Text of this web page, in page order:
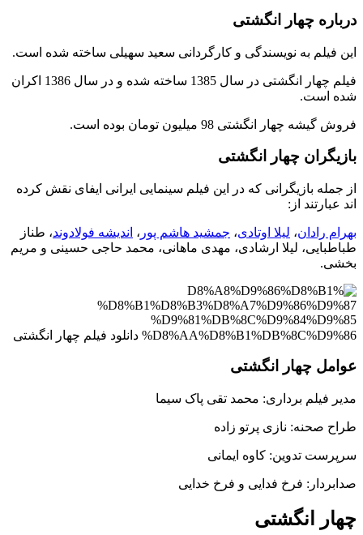
درباره چهار انگشتی
این فیلم به نویسندگی و کارگردانی سعید سهیلی ساخته شده است.
فیلم چهار انگشتی در سال 1385 ساخته شده و در سال 1386 اکران
شده است.
فروش گیشه چهار انگشتی 98 میلیون تومان بوده است.
بازیگران چهار انگشتی
از جمله بازیگرانی که در این فیلم سینمایی ایرانی ایفای نقش کرده
اند عبارتند از:
بهرام رادان، لیلا اوتادی، جمشید هاشم پور ، اندیشه فولادوند، طناز
طباطبایی، لیلا ارشادی، مهدی ماهانی، محمد حاجی حسینی و مریم
بخشی.
عوامل چهار انگشتی
مدیر فیلم برداری: محمد تقی پاک سیما
طراح صحنه: نازی پرتو زاده
سرپرست تدوین: کاوه ایمانی
صدابردار: فرخ فدایی و فرخ خدایی
چهار انگشتی